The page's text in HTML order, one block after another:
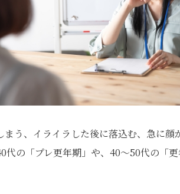
う、イライラした後に落込む、急に
代の「プレ更年期」や、40～50代の「